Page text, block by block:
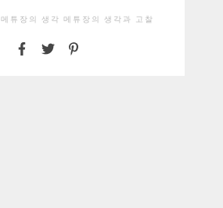
메튜장의 생각 메튜장의 생각과 고찰